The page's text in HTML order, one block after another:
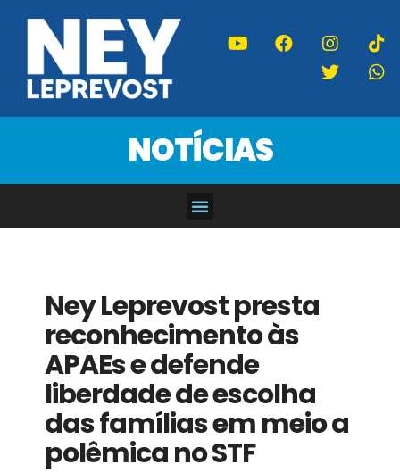
NOTÍCIAS
Ney Leprevost presta
reconhecimento às
APAEs e defende
liberdade de escolha
das famílias em meio a
polêmica no STF